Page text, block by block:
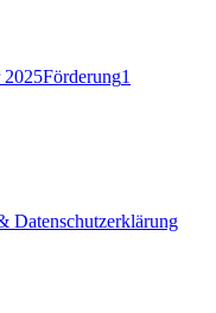
2025Förderung1
Datenschutzerklärung